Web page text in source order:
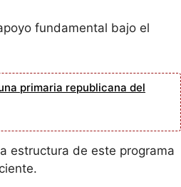
fundamental bajo el
primaria republicana del
estructura de este programa